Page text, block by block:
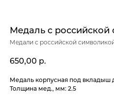
Медаль с российской
Медали с российской
650,00 р.
Медаль корпусная под вкладыш
Толщина мед., мм: 2.5